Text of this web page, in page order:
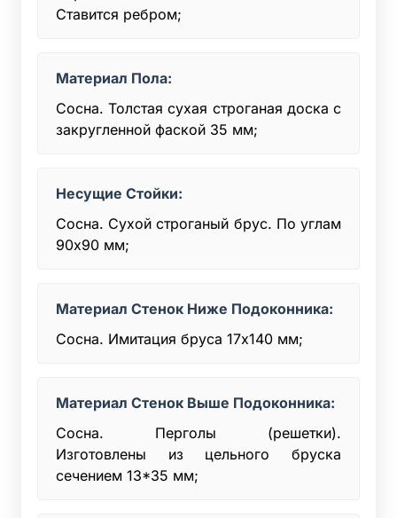
Ставится ребром;
Материал Пола:
Сосна. Толстая сухая строганая доска с
закругленной фаской 35 мм;
Несущие Стойки:
Сосна. Сухой строганый брус. По углам
90х90 мм;
Материал Стенок Ниже Подоконника:
Сосна. Имитация бруса 17х140 мм;
Материал Стенок Выше Подоконника:
Сосна. Перголы (решетки).
Изготовлены из цельного бруска
сечением 13*35 мм;